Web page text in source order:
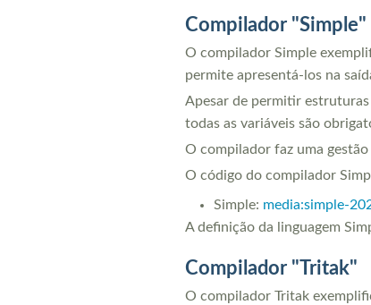
Compilador "Simple"
O compilador Simple
permite apresentá-los na
Apesar de permitir
todas as variáveis são
O compilador faz uma
O código do compilador
Simple: media:simple-
A definição da linguagem
Compilador "Tritak"
O compilador Tritak